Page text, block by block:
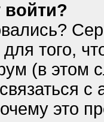
войти?
для того,
(в этом
это